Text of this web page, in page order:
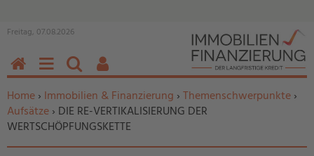
Freitag, 07.08.2026
Sie befinden sich hier:
Home› Immobilien & Finanzierung ›Themenschwerpunkte›
Aufsätze› DIE RE-VERTIKALISIERUNG DER
WERTSCHÖPFUNGSKETTE
HOMEMENÜSUCHEN
BENUTZERFUNKTIONEN